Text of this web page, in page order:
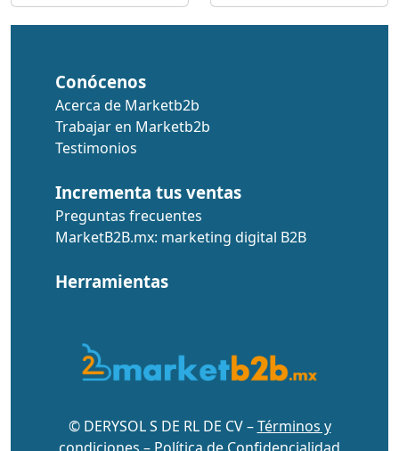
Conócenos
Acerca de Marketb2b
Trabajar en Marketb2b
Testimonios
Incrementa tus ventas
Preguntas frecuentes
MarketB2B.mx: marketing digital B2B
Herramientas
© DERYSOL S DE RL DE CV –Términos y